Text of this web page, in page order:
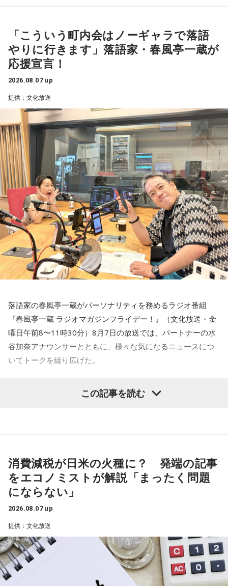
2017年1月3日（火）にスタートしたばかりの番組です。「あ
いみょん」は、兵庫県西宮市出身のシンガーソングライタ
ー。リアルに起きた出来事をモチーフにした曲「生きていた
んだよな」が話題で、「どうせ死ぬなら」「◯◯ちゃん」な
ど、聴き応えのある曲ばかりです。音楽活動を始めたのが18
歳の夏頃で、Kiss FM KOBEのイベントに出演してインタビュ
ーを受けたこともあるそうです。念願のレギュラー番組を地
元でスタートできた喜びについても語っていました。なんと
11人家族だそうで、初回の放送では、お年玉を用意すること
の楽しみと苦労について関西弁で話していて、少し過激な歌
詞とトークのギャップがたまりません！
■放送局：Kiss FM KOBE
■番組名：『Kiss Music Presenter』内
■放送日時：火曜 16時30分頃～45分頃
この番組をラジコで聴く
Story”』（金曜 21時30分～22時）
ラジオが大好きで、広島弁全開のPerfumeのあ～ちゃんと、
妹で9nineの西脇彩華の西脇姉妹が、姉妹ならではのトークを
るみが捨てられないという妹のちゃあぽんに対して、あーち
シゲキさんと大盛り上がりでした！
この番組をラジコで聴く
NBC長崎放送『佐田玲子のレイコランドカフェ』
（月曜 21時20分～50分）
さだまさしさんの妹で、シンガーソングライターの佐田玲子
様、豊受大神様の主祭神をお祀りしているので、「関東のお
伊勢さま」と呼ばれています。昔は関東の方たちが伊勢神宮
にお参りに行こうとしても、なかなか行くことができなかっ
たので、皆さま、こちらにお参りされていました。
寺内：ここになら、伊勢に行くよりも、手軽に来られますも
んね。
小林：面白い名前のお祭りがあると聞いたのですが？
三輪田：「だらだら祭り」ですね。日本一期間が長いお祭り
なんです。
寺内：長くやるから、「だらだら」なんですか？
三輪田：例祭期間が9月の11日から21日までの11日間あるん
です。
小林：最悪じゃないですか！ 働いている方には！
一同：（笑）。
寺内：実際、神職の方は大変ですよね？
ランパンプス：『なんだよ！』
寺内：やられた！ テンプレート踏んじゃったよ。
小林：背中つけさせていただいていいですか？ こっちもダ
ラダラしちゃおう。
三輪田：だらだら祭りは、漢字で書くと「太い・良い」と書
いて「太良太良(だらだら)」という字なので、太く長く良いこ
田潤にちなんだ“ハンバーグ”をプレゼント。遊び心あふれる企
画でリスナーも一緒に楽しめる内容となっている。そして、
スペシャルウィーク（8月24日～28日）は、毎日5名にシャイ
ンマスカットをプレゼント。真夏にぴったりなみずみずしさ
で、思わず「甘～い！」と声に出してしまうこと、間違いな
しだ。
スペシャルウィーク前週からスペシャルウィークまで、笑い
が詰まった2週間。この夏をより“旨く”、そして“サンキュ
ー！”な時間を届ける『ラジオビバリー昼ズ』は平日11時30分
から生放送。
ニッポン放送「高田文夫のラジオビバリー昼ズ」
■放送日時：2026年8月24日（月）～28日（金）11時30分～
13時
■出演者：
火曜 東貴博・黒沢かずこ（森三中）／ゲスト 尾形貴弘（パ
ンサー）
水曜 春風亭昇太・乾貴美子／ゲスト 林家正蔵
木曜 清水ミチコ・ナイツ
金曜 高田文夫・松村邦洋・磯山さやか／ゲスト ウエストラ
■ハッシュタグ：#ビバリー昼ズ
なったのかもよくわかない」
金子勝 「だって昔のブログでは、消費税の減税を批判してた
んですから」
財政が悪化し、円売りや国債売りを招く懸念もあるが……
金子「いかにも皇室典範をはじめとして、どんどん支持率が
下がり始めたので、またアベノミクスでバラマキをして甘い
汁をすすってもらって支持率を回復したいって発想しかな
い。なんでそんなことになるのか。もっと言うと、高市さん
を選んだ有権者の責任が問われる」
「こういう町内会はノーギャラで落語
やりに行きます」落語家・春風亭一蔵が
応援宣言！
2026.08.07 up
提供：文化放送
落語家の春風亭一蔵がパーソナリティを務めるラジオ番組
『春風亭一蔵 ラジオマガジンフライデー！』（文化放送・金
曜日午前8〜11時30分）8月7日の放送では、パートナーの水
谷加奈アナウンサーとともに、様々な気になるニュースにつ
いてトークを繰り広げた。
一蔵「名古屋市内の南区のある町内会が、高齢化と皆さんお
忙しいということで会長がなかなか決まんなかったと。で、
この17歳の娘さんのお父様の方に町内会長の打診があった
ないということで、困ったなあっていう会議中に17歳の娘さ
んが「私がやろうか」と」
水谷
この記事を読む
消費減税が日米の火種に？ 発端の記事
をエコノミストが解説「まったく問題
にならない」
2026.08.07 up
提供：文化放送